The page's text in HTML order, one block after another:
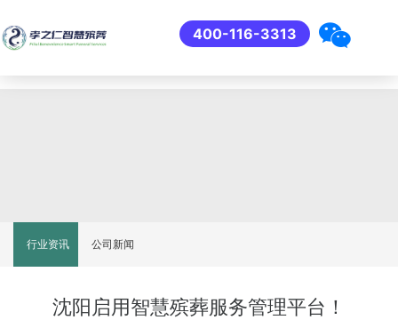
400-116-3313
行业资讯 公司新闻
沈阳启用智慧殡葬服务管理平台！